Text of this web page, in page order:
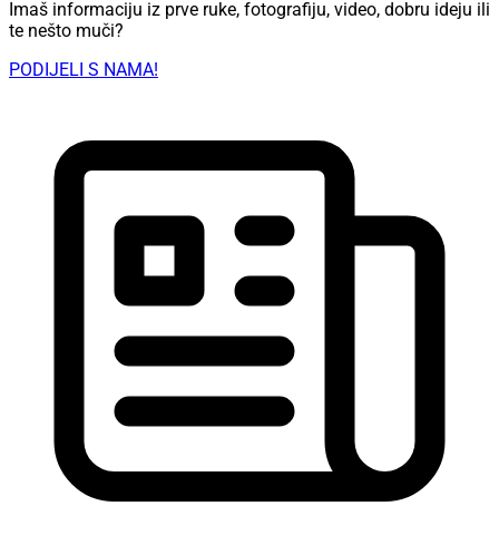
Imaš informaciju iz prve ruke, fotografiju, video, dobru ideju ili
te nešto muči?
PODIJELI S NAMA!